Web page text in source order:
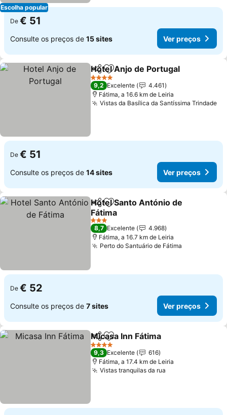
Escolha popular
De € 51
Consulte os preços de 15 sites Ver preços
PartilharAdicionar aos favoritos
Hotel Anjo de Portugal
4 Estrelas
9,2 Excelente
4.461
Fátima, a 16.6 km de Leiria
Vistas da Basílica da Santíssima Trindade
De € 51
Consulte os preços de 14 sites Ver preços
PartilharAdicionar aos favoritos
Hotel Santo António de
Fátima
Ver preços
3 Estrelas
8,7 Excelente
4.968
Fátima, a 16.7 km de Leiria
Perto do Santuário de Fátima
De € 52
Consulte os preços de 7 sites Ver preços
PartilharAdicionar aos favoritos
Micasa Inn Fátima
4 Estrelas
9,3 Excelente
616
Fátima, a 17.4 km de Leiria
Vistas tranquilas da rua